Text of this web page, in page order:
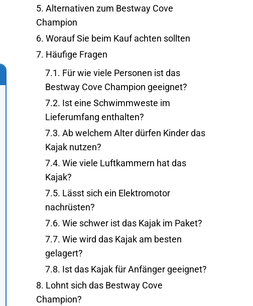
5. Alternativen zum Bestway Cove
Champion
6. Worauf Sie beim Kauf achten sollten
7. Häufige Fragen
7.1. Für wie viele Personen ist das
Bestway Cove Champion geeignet?
7.2. Ist eine Schwimmweste im
Lieferumfang enthalten?
7.3. Ab welchem Alter dürfen Kinder das
Kajak nutzen?
7.4. Wie viele Luftkammern hat das
Kajak?
7.5. Lässt sich ein Elektromotor
nachrüsten?
7.6. Wie schwer ist das Kajak im Paket?
7.7. Wie wird das Kajak am besten
gelagert?
7.8. Ist das Kajak für Anfänger geeignet?
8. Lohnt sich das Bestway Cove
Champion?